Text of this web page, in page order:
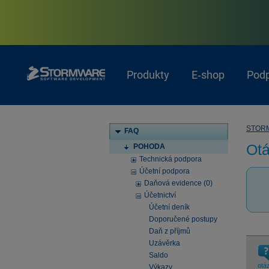
Produkty E‑shop
FAQ
POHODA
Technická podpora
Účetní podpora
Daňová evidence (0)
Účetnictví
Účetní deník
Doporučené postupy
Daň z příjmů
Uzávěrka
Saldo
Výkazy